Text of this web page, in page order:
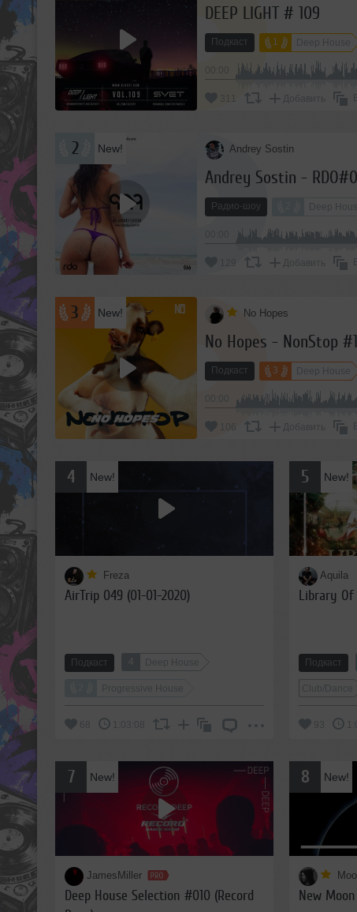
DEEP LIGHT # 109
Подкаст 1 Deep House
311 Добавить
2 New! Andrey Sostin
Andrey Sostin -
Радио-шоу Deep
Мне
129 Добавить
3 New! No Hopes
No Hopes - NonStop
Подкаст 3 Deep House
106 Добавить
4 New!
Freza
AirTrip 049 (01-01-2020)
Подкаст 4 Deep House
Progressive House
68 1:03:08
5 New!
Aquila
Library Of
Подкаст
Club/Dance
93
7 New!
JamesMiller
Deep House Selection #010 (Record
8 New!
New